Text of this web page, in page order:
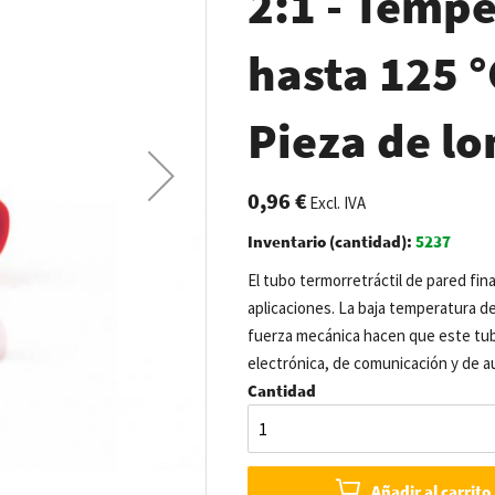
hasta 125
Pieza de
0,96 €Excl. IVA
Inventario (cantidad): 5237
El tubo termorretráctil de pared
aplicaciones. La baja temperatura
fuerza mecánica hacen que este
electrónica, de comunicación y de
Cantidad
Añadir al carrito